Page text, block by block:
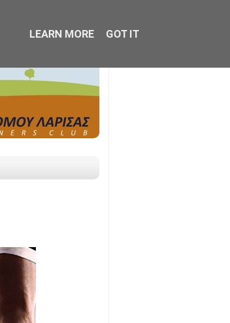
LEARN MORE GOT IT